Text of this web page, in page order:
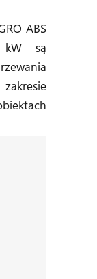
ABS
są